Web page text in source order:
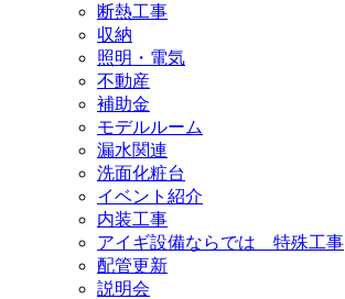
断熱工事
収納
照明・電気
不動産
補助金
モデルルーム
漏水関連
洗面化粧台
イベント紹介
内装工事
アイギ設備ならでは 特殊工事
配管更新
説明会